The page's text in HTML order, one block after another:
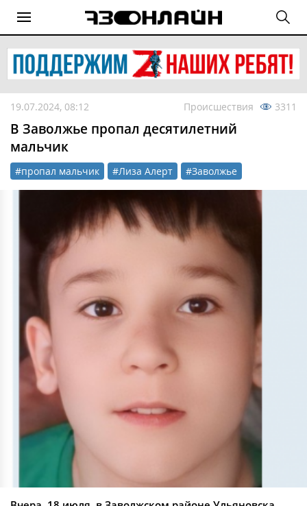
19.07.2024, 08:12 Происшествия 3311
В Заволжье пропал десятилетний
мальчик
#пропал мальчик #Лиза Алерт #Заволжье